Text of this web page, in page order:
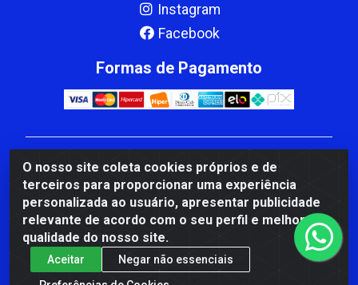
O nosso site coleta cookies próprios e de
terceiros para proporcionar uma experiência
personalizada ao usuário, apresentar publicidade
relevante de acordo com o seu perfil e melhorar a
qualidade do nosso site.
Aceitar
Negar não essenciais
Instagram
Facebook
Formas de Pagamento
CBP MACEDO COMERCIO PEÇAS LTDA Matriz - av
Mauro Miranda Madureira, 1249 - Coramara , Cachoeiro
de Itapemirim/ES - CEP 29.311-310 - CNPJ
00.502.680/0001-41